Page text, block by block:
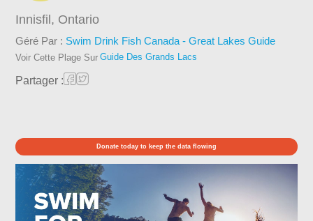
Innisfil, Ontario
Géré Par : Swim Drink Fish Canada - Great Lakes Guide
Voir Cette Plage Sur Guide Des Grands Lacs
Partager :
Donate today to keep the data flowing